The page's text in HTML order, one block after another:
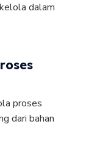
dalam
proses
dari bahan